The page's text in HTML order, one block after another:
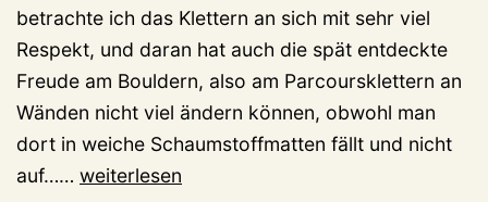
betrachte ich das Klettern an sich mit sehr viel
Respekt, und daran hat auch die spät entdeckte
Freude am Bouldern, also am Parcoursklettern an
Wänden nicht viel ändern können, obwohl man
dort in weiche Schaumstoffmatten fällt und nicht
auf…… Das
weiterlesen